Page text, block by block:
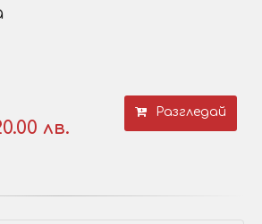
лв.
Разгледай